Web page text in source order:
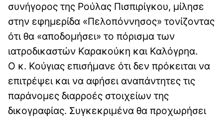
συνήγορος της Ρούλας Πισπιρίγκου, μίλησε
στην εφημερίδα «Πελοπόννησος» τονίζοντας
ότι θα «αποδομήσει» το πόρισμα των
ιατροδικαστών Καρακούκη και Καλόγρηα.
Ο κ. Κούγιας επισήμανε ότι δεν πρόκειται να
επιτρέψει και να αφήσει αναπάντητες τις
παράνομες διαρροές στοιχείων της
δικογραφίας. Συγκεκριμένα θα προχωρήσει